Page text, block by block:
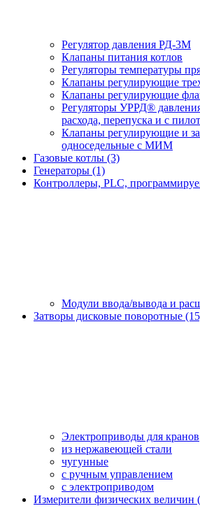
Регулятор давления РД-3М
Клапаны питания котлов
Регуляторы температуры
Клапаны регулирующие
Клапаны регулирующие
Регуляторы УРРД®
расхода, перепуска и с
Клапаны регулирующие и
односедельные с МИМ
Газовые котлы (3)
Генераторы (1)
Контроллеры, PLС,
Модули ввода/вывода и
Затворы дисковые поворотные
Электроприводы для кранов
из нержавеющей стали
чугунные
с ручным управлением
c электроприводом
Измерители физических величин